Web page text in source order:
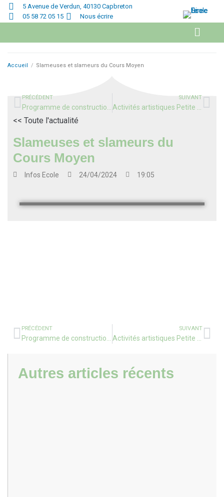
5 Avenue de Verdun, 40130 Capbreton
05 58 72 05 15
Nous écrire
Accueil / Slameuses et slameurs du Cours Moyen
PRÉCÉDENT SUIVANT
<< Toute l'actualité
Slameuses et slameurs du
Cours Moyen
Infos Ecole 24/04/2024 19:05
PRÉCÉDENT SUIVANT
Autres articles récents